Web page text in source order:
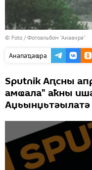
© Foto / Фотоальбом "Аиааира"
Анапаҵаҩра
Sputnik Аԥсны
амҩала" аҟны
Аџьынџьтәылатә